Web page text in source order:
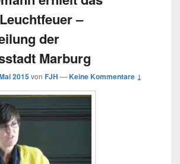
–
der
Marburg
2015von FJH —Keine Kommentare ↓